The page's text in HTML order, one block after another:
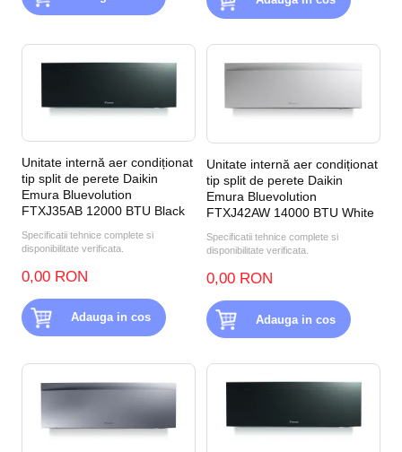
Unitate internă aer condiționat
tip split de perete Daikin
Emura Bluevolution
FTXJ35AB 12000 BTU Black
Specificatii tehnice complete si
disponibilitate verificata.
0,00 RON
Adauga in cos
Unitate internă aer condiționat
tip split de perete Daikin
Emura Bluevolution
FTXJ42AW 14000 BTU White
Specificatii tehnice complete si
disponibilitate verificata.
0,00 RON
Adauga in cos